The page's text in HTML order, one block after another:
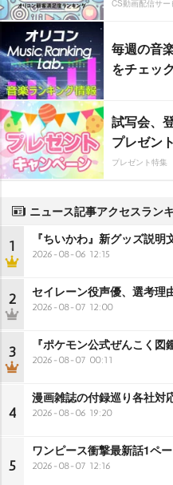
CS動画配信サー
毎週の音
をチェッ
試写会、
プレゼン
プレゼント特集
ニュース記事アクセスラン
1 『ちいかわ』新グッズ説明
2026-08-06 12:15
2 セイレーン役声優、選考理
2026-08-07 12:00
3 『ポケモン公式ぜんこく図
2026-08-07 00:11
4
漫画雑誌の付録巡り各社対
2026-08-06 19:20
5
ワンピース衝撃最新話1ペ
2026-08-07 12:16